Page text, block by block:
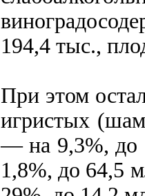
194,4 тыс.,
При этом
игристых
— на 9,3%, до
1,8%, до 64,5